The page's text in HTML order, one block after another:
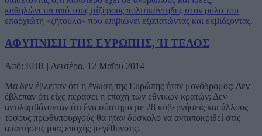
ΑΦΥΠΝΙΣΗ ΤΗΣ ΕΥΡΩΠΗΣ, Ή ΤΕΛΟΣ
Από: EBR | Δευτέρα, 12 Μαΐου 2014
Μα δεν έβλεπαν ότι η ένωση της Ευρώπης ήταν μονόδρομος; Δεν
έβλεπαν ότι είχε περάσει η εποχή των εθνικών κρατών; Δεν
αντιλαμβάνονταν ότι ένα σύστημα με 28 κυβερνήσεις και άλλους
τόσους πρωθυπουργούς θα ήταν δύσκολο να ανταποκριθεί στις
απαιτήσεις μιας εποχής μεγέθυνσης;